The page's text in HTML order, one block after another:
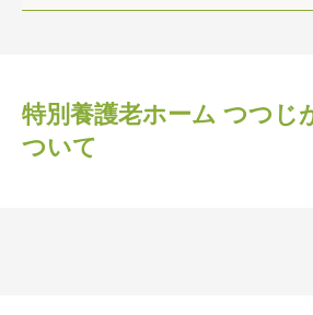
特別養護老ホーム つつじ
ついて